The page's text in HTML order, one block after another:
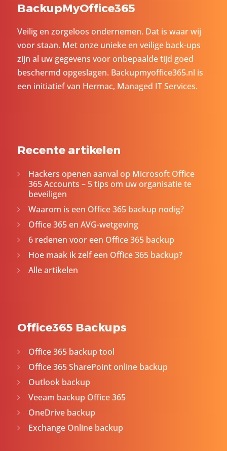
BackupMyOffice365
Veilig en zorgeloos ondernemen. Dat is waar wij
voor staan. Met onze unieke en veilige back-ups
zijn al uw gegevens voor onbepaalde tijd goed
beschermd opgeslagen. Backupmyoffice365.nl is
een initiatief van Hermac, Managed IT Services.
Recente artikelen
Hackers openen aanval op Microsoft Office
365 Accounts – 5 tips om uw organisatie te
beveiligen
Waarom is een Office 365 backup nodig?
Office 365 en AVG-wetgeving
6 redenen voor een Office 365 backup
Hoe maak ik zelf een Office 365 backup?
Alle artikelen
Office365 Backups
Office 365 backup tool
Office 365 SharePoint online backup
Outlook backup
Veeam backup Office 365
OneDrive backup
Exchange Online backup